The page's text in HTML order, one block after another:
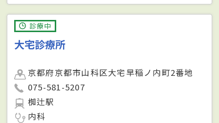
診療中
大宅診療所
京都府京都市山科区大宅早稲ノ内町2番地
075-581-5207
椥辻駅
内科